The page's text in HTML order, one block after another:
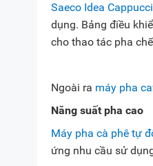
Saeco Idea
dụng. Bảng điều
cho thao tác pha
Ngoài ra máy pha
Năng suất pha cao
Máy pha cà phê tự
ứng nhu cầu sử